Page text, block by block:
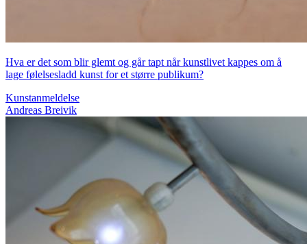
Hva er det som blir glemt og går tapt når kunstlivet kappes om å
lage følelsesladd kunst for et større publikum?
Kunstanmeldelse
Andreas Breivik